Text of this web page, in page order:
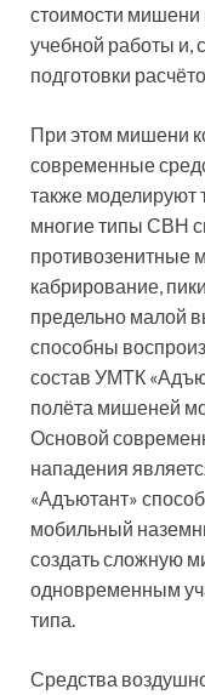
стоимости мишени
учебной работы и,
подготовки
При этом мишени
современные
также моделируют
многие типы СВН
противозенитные
кабрирование,
предельно малой
способны
состав УМТК
полёта мишеней
Основой
нападения
«Адъютант»
мобильный
создать сложную
одновременным
типа.
Средства